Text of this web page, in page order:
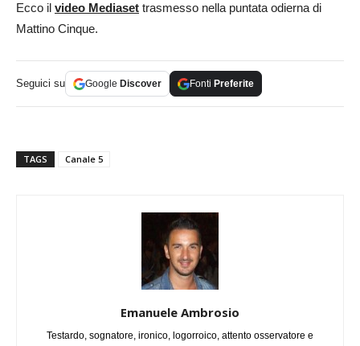
Ecco il video Mediaset trasmesso nella puntata odierna di
Mattino Cinque.
Seguici su Google Discover Fonti Preferite
TAGS Canale 5
Emanuele Ambrosio
Testardo, sognatore, ironico, logorroico, attento osservatore e